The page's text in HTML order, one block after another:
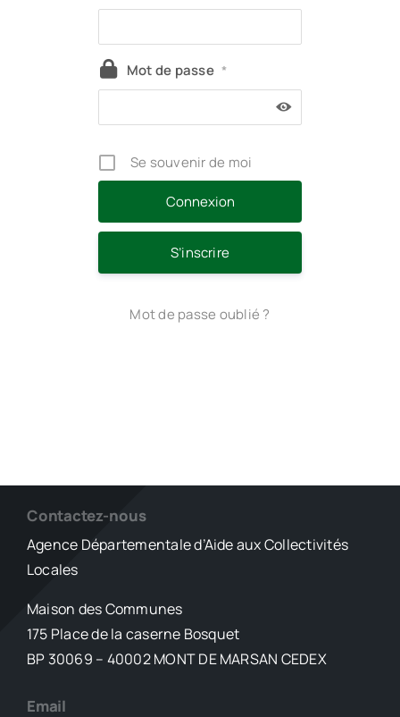
Mot de passe *
Se souvenir de moi
S’inscrire
Mot de passe oublié ?
Contactez-nous
Agence Départementale d’Aide aux Collectivités
Locales
Maison des Communes
175 Place de la caserne Bosquet
BP 30069 – 40002 MONT DE MARSAN CEDEX
Email